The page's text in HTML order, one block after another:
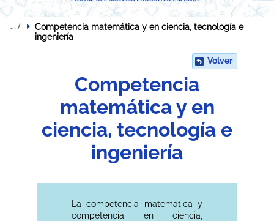
Competencia matemática y en ciencia, tecnología e
ingeniería
Volver
Competencia
matemática y en
ciencia, tecnología e
ingeniería
La competencia matemática y
competencia en ciencia,